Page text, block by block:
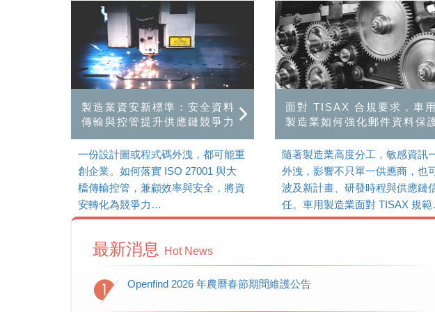
製造業資安新標準：安全資料
傳輸與控管提升供應鏈競爭力
一份設計圖或程式碼外洩，都可能重
創企業。如何落實 ISO 27001 與大
檔傳輸控管，兼顧效率與安全，將資
安轉化為競爭力…
面對 TISAX 合規要求，車用
製造業如何強化郵件資料保
隨著製造業高度分工，敏感資訊
外洩，影響不只單一供應商，也
波及新計畫、研發時程與供應鏈
任。車用製造業面對 TISAX 規
最新消息 Hot News
Openfind 2026 年農曆春節期間維護公告